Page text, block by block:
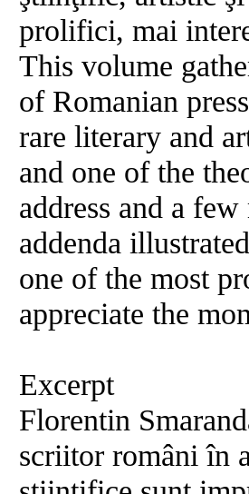
prolifici, mai
This volume
of Romanian
rare literary and
and one of the
address and a few
addenda
one of the most
appreciate the
Excerpt
Florentin
scriitor români în